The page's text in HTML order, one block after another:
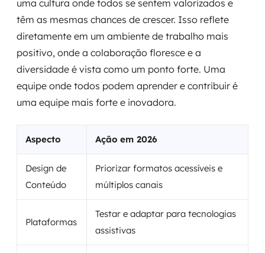
uma cultura onde todos se sentem valorizados e
têm as mesmas chances de crescer. Isso reflete
diretamente em um ambiente de trabalho mais
positivo, onde a colaboração floresce e a
diversidade é vista como um ponto forte. Uma
equipe onde todos podem aprender e contribuir é
uma equipe mais forte e inovadora.
Aspecto Ação em 2026
Design de
Conteúdo
Priorizar formatos acessíveis e
múltiplos canais
Plataformas
Testar e adaptar para tecnologias
assistivas